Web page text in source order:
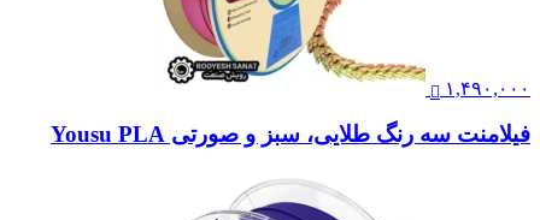
۱,۴۹۰,۰۰۰
فیلامنت سه رنگ طلایی، سبز و صورتی Yousu PLA